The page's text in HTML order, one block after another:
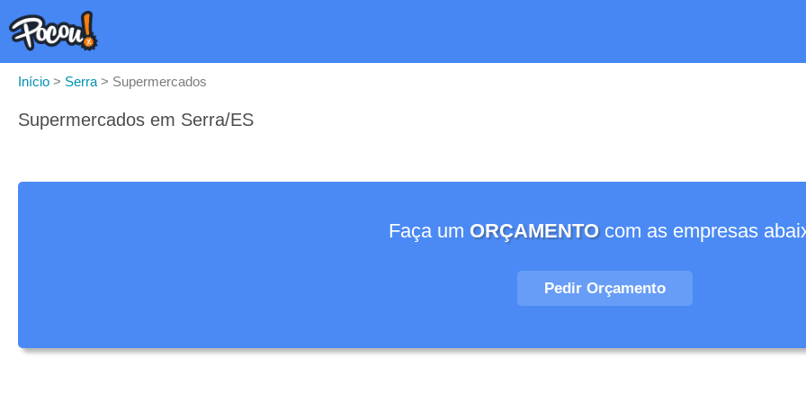
Início > Serra > Supermercados
Supermercados em Serra/ES
Faça um ORÇAMENTOcom as empresas
Pedir Orçamento